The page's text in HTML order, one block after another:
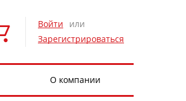
Войти
или
Зарегистрироваться
О компании